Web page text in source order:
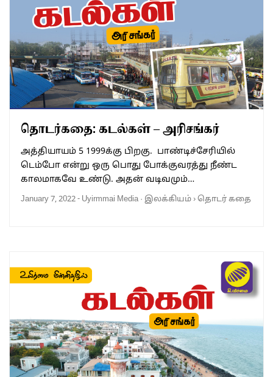
தொடர்கதை: கடல்கள் – அரிசங்கர்
அத்தியாயம் 5 1999க்கு பிறகு. பாண்டிச்சேரியில்
டெம்போ என்று ஒரு பொது போக்குவரத்து நீண்ட
காலமாகவே உண்டு. அதன் வடிவமும்…
January 7, 2022- Uyirmmai Media · இலக்கியம்›தொடர் கதை